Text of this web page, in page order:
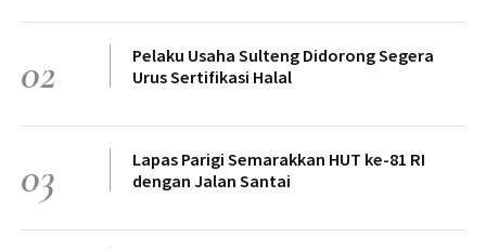
02
Pelaku Usaha Sulteng Didorong Segera
Urus Sertifikasi Halal
03
Lapas Parigi Semarakkan HUT ke-81 RI
dengan Jalan Santai